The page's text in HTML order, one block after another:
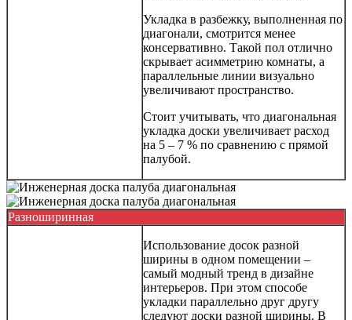
Укладка в разбежку, выполненная по
диагонали, смотрится менее
консервативно. Такой пол отлично
скрывает асимметрию комнаты, а
параллельные линии визуально
увеличивают пространство.
Стоит учитывать, что диагональная
укладка доски увеличивает расход
на 5 – 7 % по сравнению с прямой
палубой.
Разноширинная
Использование досок разной
ширины в одном помещении –
самый модный тренд в дизайне
интерьеров. При этом способе
укладки параллельно друг другу
следуют доски разной ширины. В